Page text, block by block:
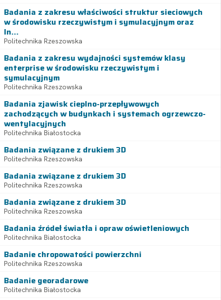
Badania z zakresu właściwości struktur sieciowych
w środowisku rzeczywistym i symulacyjnym oraz
In...
Politechnika Rzeszowska
Badania z zakresu wydajności systemów klasy
enterprise w środowisku rzeczywistym i
symulacyjnym
Politechnika Rzeszowska
Badania zjawisk cieplno-przepływowych
zachodzących w budynkach i systemach ogrzewczo-
wentylacyjnych
Politechnika Białostocka
Badania związane z drukiem 3D
Politechnika Rzeszowska
Badania związane z drukiem 3D
Politechnika Rzeszowska
Badania związane z drukiem 3D
Politechnika Rzeszowska
Badania źródeł światła i opraw oświetleniowych
Politechnika Białostocka
Badanie chropowatości powierzchni
Politechnika Rzeszowska
Badanie georadarowe
Politechnika Białostocka